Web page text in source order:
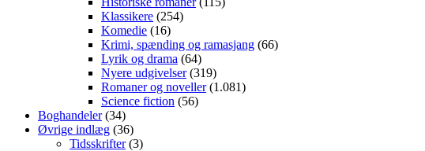
Klassikere (254)
Komedie (16)
Krimi, spænding og ramasjang (66)
Lyrik og drama (64)
Nyere udgivelser(319)
Romaner og noveller(1.081)
Science fiction (56)
Boghandeler(34)
Øvrige indlæg (36)
Tidsskrifter(3)